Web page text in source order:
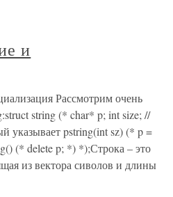
и
Рассмотрим очень
string (* char* p; int size; //
указывает pstring(int sz) (* p =
(* delete p; *) *);Строка – это
из вектора сиволов и длины